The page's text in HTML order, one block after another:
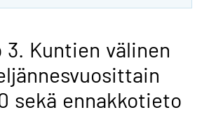
Kuntien välinen
sekä ennakkotieto